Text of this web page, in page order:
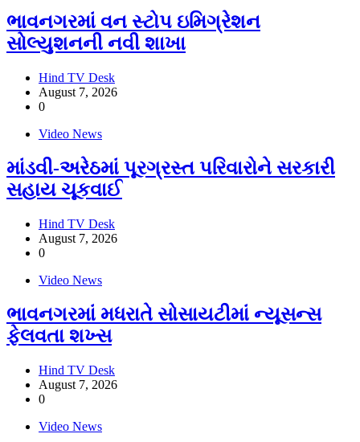
ભાવનગરમાં વન સ્ટોપ ઇમિગ્રેશન
સોલ્યુશનની નવી શાખા
Hind TV Desk
August 7, 2026
0
Video News
માંડવી-અરેઠમાં પૂરગ્રસ્ત પરિવારોને સરકારી
સહાય ચૂકવાઈ
Hind TV Desk
August 7, 2026
0
Video News
ભાવનગરમાં મધરાતે સોસાયટીમાં ન્યૂસન્સ
ફેલવતા શખ્સ
Hind TV Desk
August 7, 2026
0
Video News